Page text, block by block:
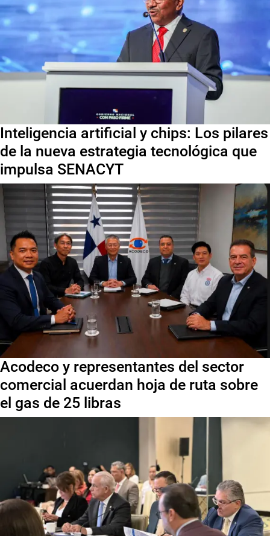
Inteligencia artificial y chips: Los pilares
de la nueva estrategia tecnológica que
impulsa SENACYT
Acodeco y representantes del sector
comercial acuerdan hoja de ruta sobre
el gas de 25 libras